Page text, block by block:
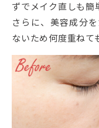
ずでメイク直しも簡
さらに、美容成分
ないため何度重ねて